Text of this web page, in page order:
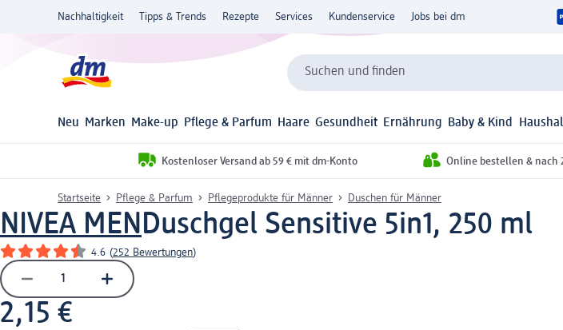
Nachhaltigkeit Tipps & Trends Rezepte Services Kundenservice Jobs bei dm
Suchen und finden
Neu Marken Make-up Pflege & Parfum Haare Gesundheit Ernährung Baby & Kind
Kostenloser Versand ab 59 € mit dm-Konto Online bestellen & nach
Startseite Pflege & Parfum Pflegeprodukte für Männer Duschen für Männer
NIVEA MENDuschgel Sensitive 5in1, 250 ml
4.6 (252 Bewertungen)
2,15 €